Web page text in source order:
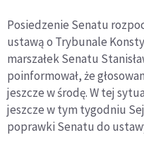
Posiedzenie Senatu
ustawą o Trybunale
marszałek Senatu
poinformował, że
jeszcze w środę. W tej
jeszcze w tym tygodniu
poprawki Senatu do